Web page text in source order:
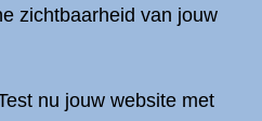
zichtbaarheid van jouw
nu jouw website met